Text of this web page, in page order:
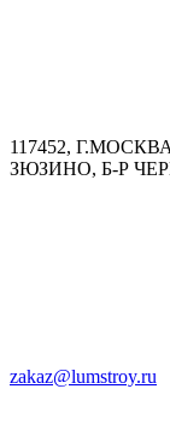
117452,
ЗЮЗИНО, Б-Р
zakaz@lumstroy.ru